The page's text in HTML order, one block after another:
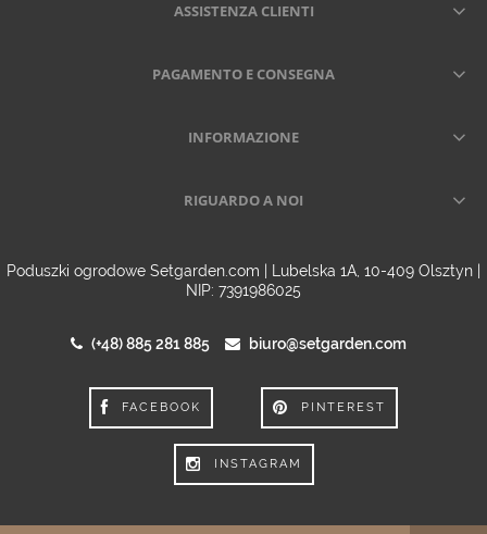
ASSISTENZA CLIENTI
PAGAMENTO E CONSEGNA
INFORMAZIONE
RIGUARDO A NOI
Poduszki ogrodowe Setgarden.com | Lubelska 1A, 10-409 Olsztyn |
NIP: 7391986025
(+48) 885 281 885 biuro@setgarden.com
FACEBOOK PINTEREST
INSTAGRAM